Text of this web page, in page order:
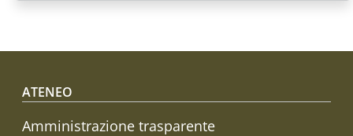
Footer menu
ATENEO
Amministrazione trasparente